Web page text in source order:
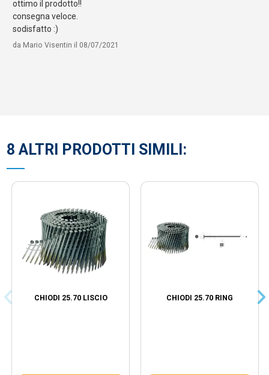
ottimo il prodotto!!
consegna veloce.
sodisfatto :)
da Mario Visentin il 08/07/2021
8 ALTRI PRODOTTI SIMILI:
CHIODI 25.70 LISCIO CHIODI 25.70 RING